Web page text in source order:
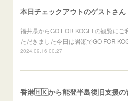
本日チェックアウトのゲストさん
福井県からGO FOR KOGEI の観覧にご
ただきました今日は岩瀬でGO FOR
2024.09.16 00:27
香港🇭🇰から能登半島復旧支援の